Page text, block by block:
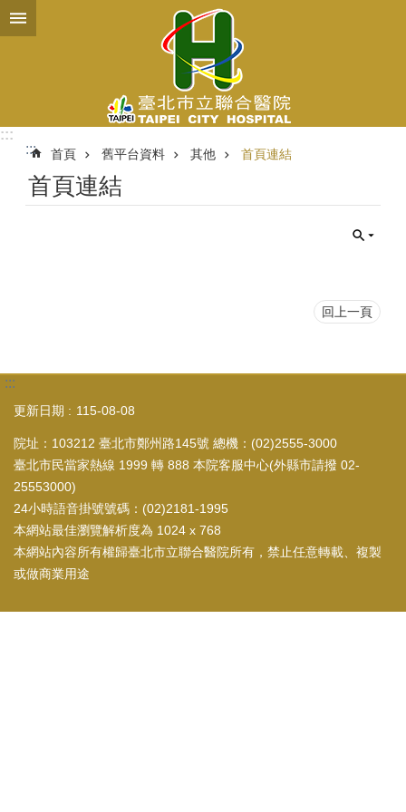
跳到主要內容區塊
:::
:::
首頁 舊平台資料 其他 首頁連結
首頁連結
回上一頁
:::
更新日期 115-08-08
院址：103212 臺北市鄭州路145號 總機：(02)2555-3000
臺北市民當家熱線 1999 轉 888 本院客服中心(外縣市請撥 02-
25553000)
24小時語音掛號號碼：(02)2181-1995
本網站最佳瀏覽解析度為 1024 x 768
本網站內容所有權歸臺北市立聯合醫院所有，禁止任意轉載、複製
或做商業用途